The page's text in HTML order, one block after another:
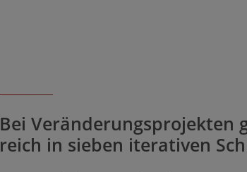
Bei Veränderungs­projekten
reich in sieben iterativen